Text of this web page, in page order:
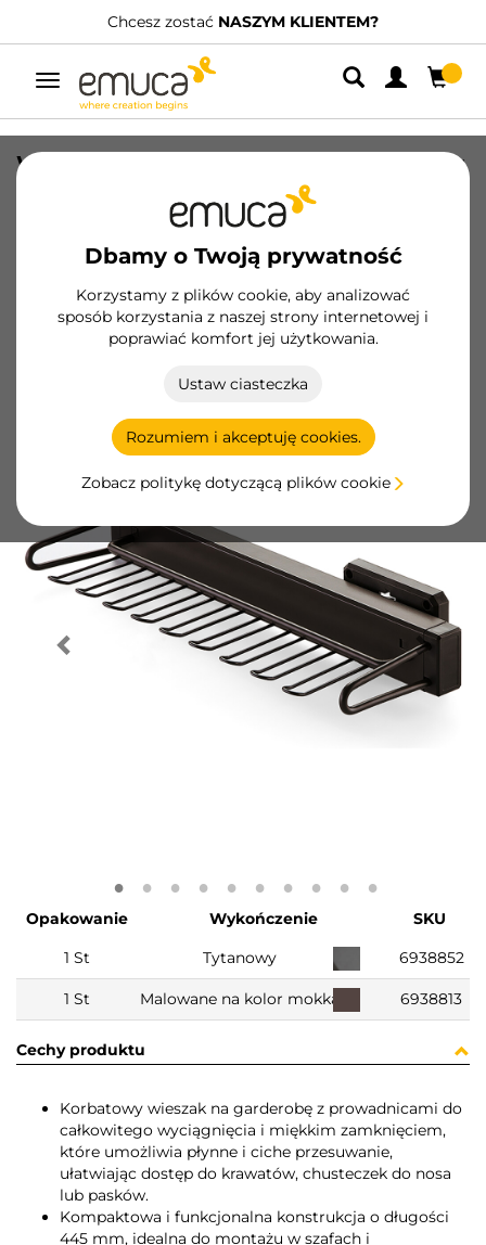
Chcesz zostać NASZYM KLIENTEM?
Przełącz
nawigację
Dbamy o Twoją prywatność
Korzystamy z plików cookie, aby analizować
sposób korzystania z naszej strony internetowej i
poprawiać komfort jej użytkowania.
Ustaw ciasteczka
Rozumiem i akceptuję cookies.
Zobacz politykę dotyczącą plików cookie
Wysuwany boczny wieszak na krawaty
Moka, Plastik i Aluminium, Malowane
na kolor mokka
6938813/EAN 8432393002071
Zostań klientem
Opakowanie Wykończenie
SKU
1 St
Tytanowy 6938852
1 St Malowane na kolor mokka 6938813
Cechy produktu
Korbatowy wieszak na garderobę z prowadnicami do
całkowitego wyciągnięcia i miękkim zamknięciem,
które umożliwia płynne i ciche przesuwanie,
ułatwiając dostęp do krawatów, chusteczek do nosa
lub pasków.
Kompaktowa i funkcjonalna konstrukcja o długości
445 mm, idealna do montażu w szafach i